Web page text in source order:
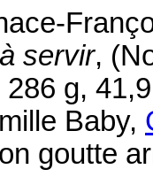
servir,
g,
Baby,
goutte